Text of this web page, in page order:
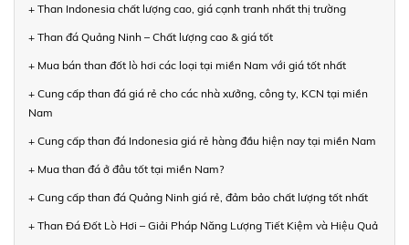
+ Than Indonesia chất lượng cao, giá cạnh tranh nhất thị trường
+ Than đá Quảng Ninh – Chất lượng cao & giá tốt
+ Mua bán than đốt lò hơi các loại tại miền Nam với giá tốt nhất
+ Cung cấp than đá giá rẻ cho các nhà xưởng, công ty, KCN tại miền
Nam
+ Cung cấp than đá Indonesia giá rẻ hàng đầu hiện nay tại miền Nam
+ Mua than đá ở đâu tốt tại miền Nam?
+ Cung cấp than đá Quảng Ninh giá rẻ, đảm bảo chất lượng tốt nhất
+ Than Đá Đốt Lò Hơi – Giải Pháp Năng Lượng Tiết Kiệm và Hiệu Quả